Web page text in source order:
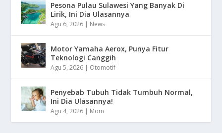
Pesona Pulau Sulawesi Yang Banyak Di
Lirik, Ini Dia Ulasannya
Agu 6, 2026 | News
Motor Yamaha Aerox, Punya Fitur
Teknologi Canggih
Agu 5, 2026 | Otomotif
Penyebab Tubuh Tidak Tumbuh Normal,
Ini Dia Ulasannya!
Agu 4, 2026 | Mom